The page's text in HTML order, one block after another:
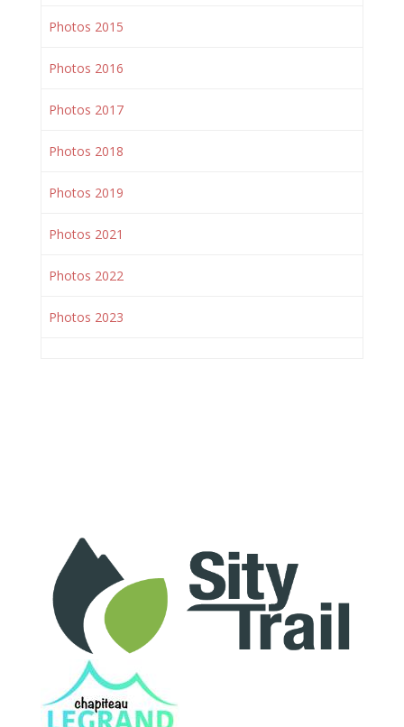
Photos 2015
Photos 2016
Photos 2017
Photos 2018
Photos 2019
Photos 2021
Photos 2022
Photos 2023